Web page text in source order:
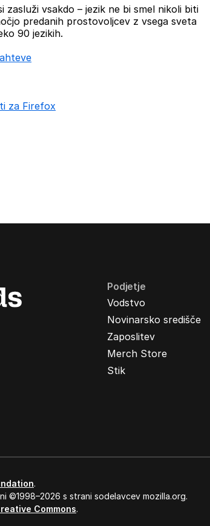
zasluži vsakdo – jezik ne bi smel nikoli biti
predanih prostovoljcev z vsega sveta
90 jezikih.
za Firefox
Podjetje
Vodstvo
Novinarsko središče
Zaposlitev
Merch Store
Stik
.
©1998–2026 s strani sodelavcev mozilla.org.
Commons.